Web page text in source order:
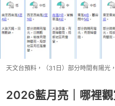
天文台預料，（31日）部分時間有陽光
2026藍月亮｜哪裡觀